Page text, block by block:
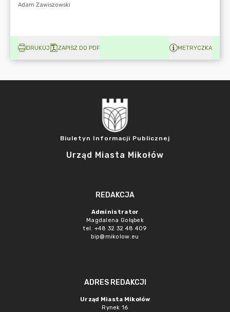
DRUKUJ ZAPISZ DO PDF METRYCZKA
Biuletyn Informacji Publicznej
Urząd Miasta Mikołów
REDAKCJA
Administrator
Magdalena Gołąbek
tel. +48 32 32 48 409
bip@mikolow.eu
ADRES REDAKCJI
Urząd Miasta Mikołów
Rynek 16